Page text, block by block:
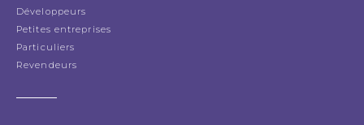
Développeurs
Petites entreprises
Particuliers
Revendeurs